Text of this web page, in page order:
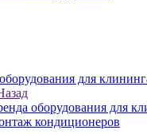
для
оборудования для
кондиционеров